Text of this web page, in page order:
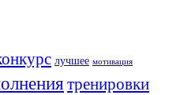
лучшее мотивация
тренировки